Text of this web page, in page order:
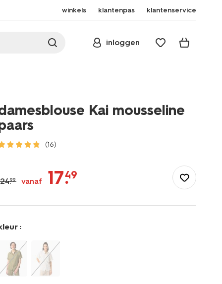
winkels klantenpas klantenservice
inloggen
Kai mousseline
(16)
kai-
24.99 vanaf 17.
49
: